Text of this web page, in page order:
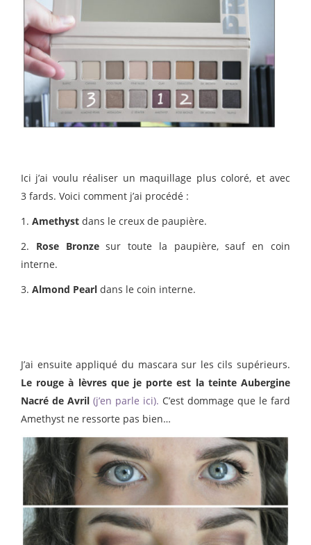
Ici j’ai voulu réaliser un maquillage plus coloré, et avec
3 fards. Voici comment j’ai procédé :
1. Amethyst dans le creux de paupière.
2. Rose Bronzesur toute la paupière, sauf en coin
interne.
3. Almond Pearl dans le coin interne.
J’ai ensuite appliqué du mascara sur les cils supérieurs.
Le rouge à lèvres que je porte est la teinte Aubergine
Nacré de Avril (j’en parle ici). C’est dommage que le fard
Amethyst ne ressorte pas bien…